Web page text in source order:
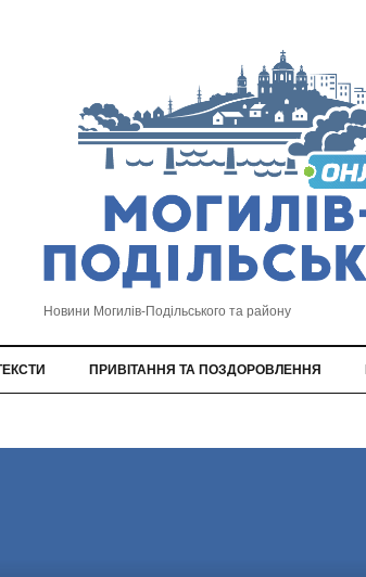
Новини Могилів-Подільського та району
ПРИВІТАННЯ ТА ПОЗДОРОВЛЕННЯ